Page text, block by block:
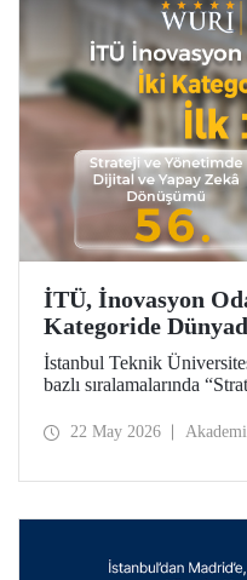
İTÜ, İnovasyon
Kategoride
İstanbul Teknik
bazlı sıralamalarında
100’üncü oldu.
22 May 2026